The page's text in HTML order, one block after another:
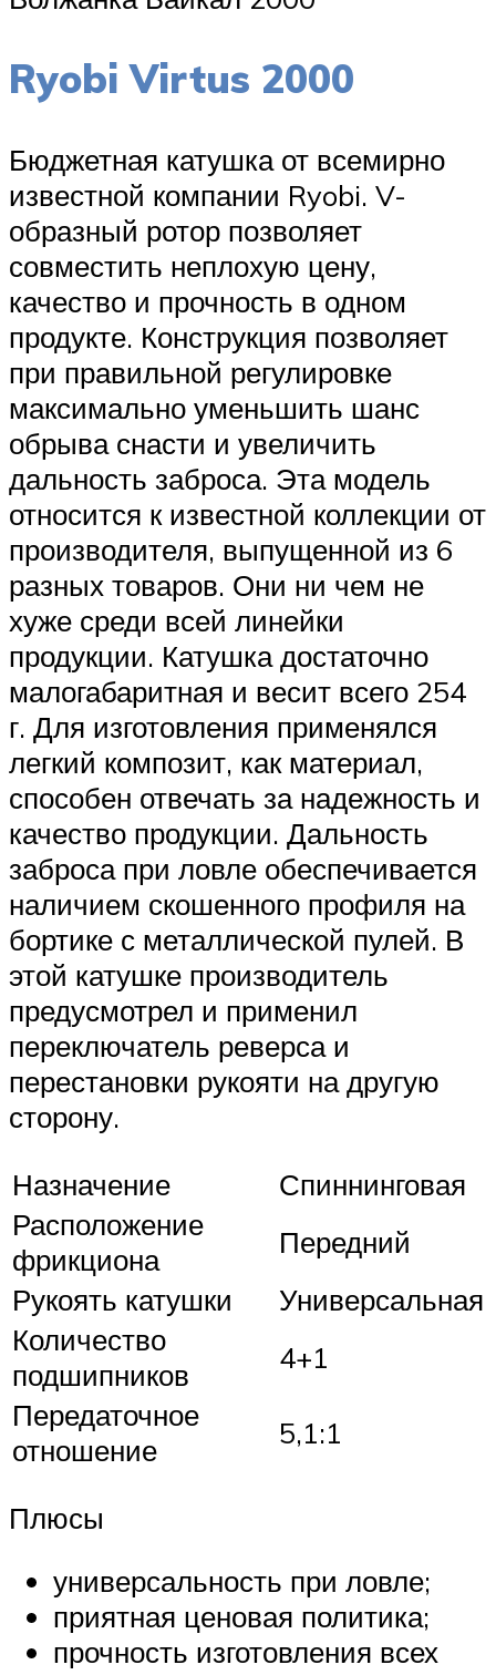
Ryobi Virtus 2000
Бюджетная катушка от всемирно
известной компании Ryobi. V-
образный ротор позволяет
совместить неплохую цену,
качество и прочность в одном
продукте. Конструкция позволяет
при правильной регулировке
максимально уменьшить шанс
обрыва снасти и увеличить
дальность заброса. Эта модель
относится к известной коллекции от
производителя, выпущенной из 6
разных товаров. Они ни чем не
хуже среди всей линейки
продукции. Катушка достаточно
малогабаритная и весит всего 254
г. Для изготовления применялся
легкий композит, как материал,
способен отвечать за надежность и
качество продукции. Дальность
заброса при ловле обеспечивается
наличием скошенного профиля на
бортике с металлической пулей. В
этой катушке производитель
предусмотрел и применил
переключатель реверса и
перестановки рукояти на другую
сторону.
Назначение
Спиннинговая
Расположение
фрикциона
Передний
Рукоять катушки
Универсальная
Количество
подшипников
4+1
Передаточное
отношение
5,1:1
Плюсы
универсальность при ловле;
приятная ценовая политика;
прочность изготовления всех